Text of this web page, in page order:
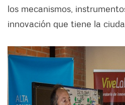
los mecanismos,
innovación que tiene la